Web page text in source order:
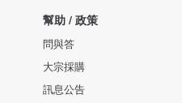
幫助 / 政策
問與答
大宗採購
訊息公告